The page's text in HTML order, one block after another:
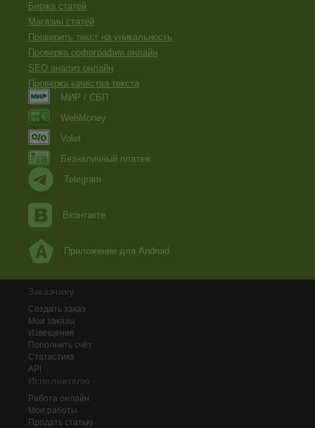
Биржа статей
Магазин статей
Проверить текст на уникальность
Проверка орфографии онлайн
SEO анализ онлайн
Проверка качества текста
МИР / СБП
WebMoney
Volet
Безналичный платеж
Telegram
Вконтакте
Приложение для Android
Заказчику
Создать заказ
Мои заказы
Извещения
Пополнить счёт
Статистика
API
Исполнителю
Работа онлайн
Мои работы
Продать статью